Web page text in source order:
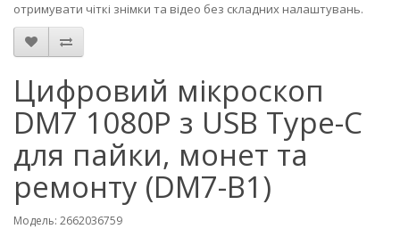
отримувати чіткі знімки та відео без складних налаштувань.
Цифровий мікроскоп
DM7 1080P з USB Type-C
для пайки, монет та
ремонту (DM7-B1)
Модель: 2662036759